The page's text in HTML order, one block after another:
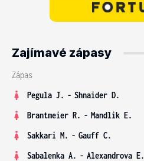
Zajímavé zápasy
Zápas
Pegula J. - Shnaider D.
Brantmeier R. - Mandlik E.
Sakkari M. - Gauff C.
Sabalenka A. - Alexandrova E.